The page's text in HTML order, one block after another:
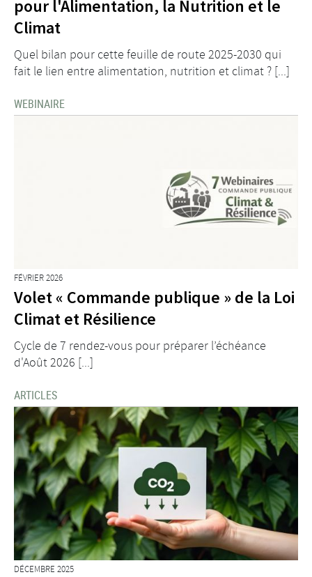
pour l'Alimentation, la Nutrition et le
Climat
Quel bilan pour cette feuille de route 2025-2030 qui
fait le lien entre alimentation, nutrition et climat ? [...]
WEBINAIRE
FÉVRIER 2026
Volet « Commande publique » de la Loi
Climat et Résilience
Cycle de 7 rendez-vous pour préparer l’échéance
d'Août 2026 [...]
ARTICLES
DÉCEMBRE 2025